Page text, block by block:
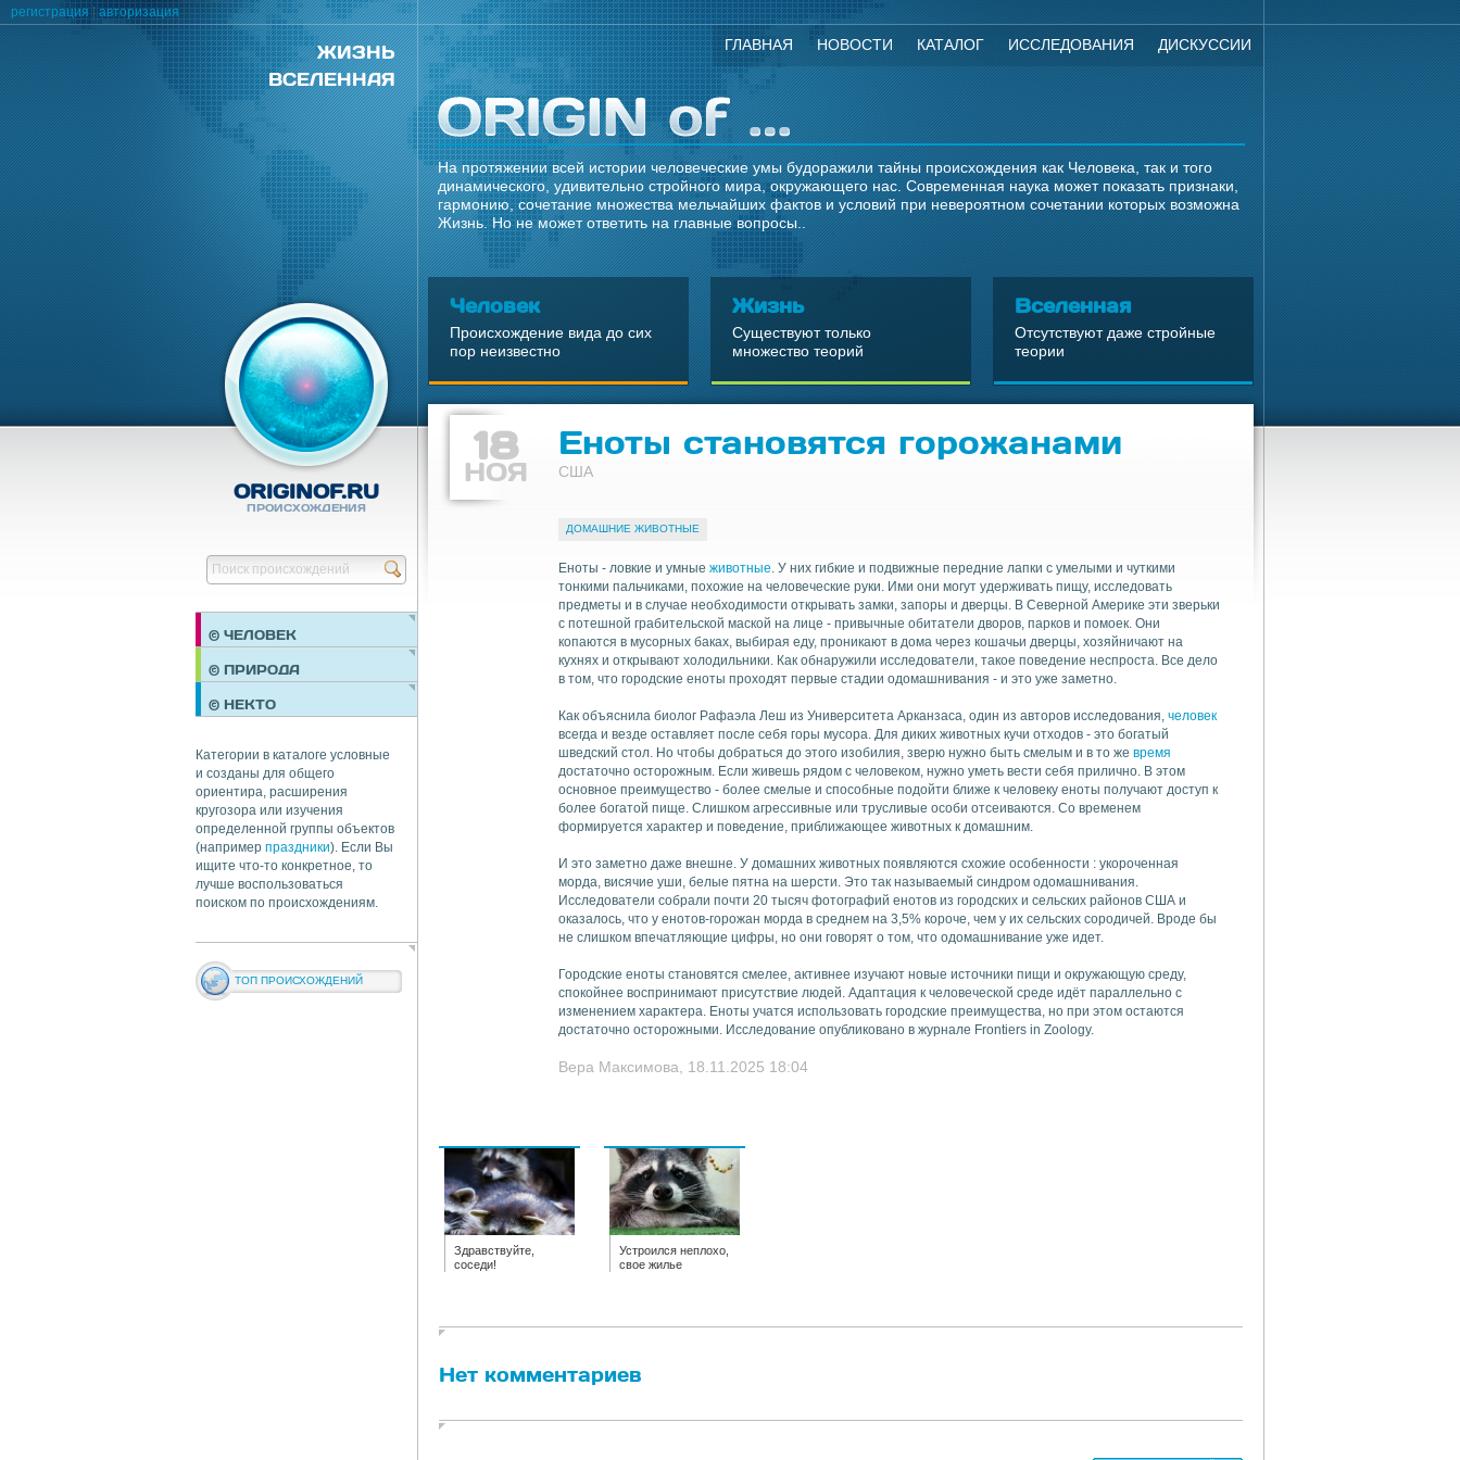
ЖИЗНЬ
ВСЕЛЕННАЯ
ГЛАВНАЯ НОВОСТИ КАТАЛОГ ИССЛЕДОВАНИЯ ДИСКУССИИ
На протяжении всей истории человеческие умы будоражили тайны происхождения как Человека, так и того
динамического, удивительно стройного мира, окружающего нас. Современная наука может показать признаки,
гармонию, сочетание множества мельчайших фактов и условий при невероятном сочетании которых возможна
Жизнь. Но не может ответить на главные вопросы..
Человек
Происхождение вида до сих
пор неизвестно
Жизнь
Существуют только
множество теорий
Вселенная
Отсутствуют даже стройные
теории
ORIGINOF.RU
ПРОИСХОЖДЕНИЯ
© ЧЕЛОВЕК
ПРАЗДНИКИ
ОБЩЕСТВО
© ПРИРОДА
© НЕКТО
Категории в каталоге условные
и созданы для общего
ориентира, расширения
кругозора или изучения
определенной группы объектов
(например праздники). Если Вы
ищите что-то конкретное, то
лучше воспользоваться
поиском по происхождениям.
ТОП ПРОИСХОЖДЕНИЙ
18
НОЯ
Еноты становятся горожанами
США
ДОМАШНИЕ ЖИВОТНЫЕ
Еноты - ловкие и умные животные. У них гибкие и подвижные передние лапки с умелыми и чуткими
тонкими пальчиками, похожие на человеческие руки. Ими они могут удерживать пищу, исследовать
предметы и в случае необходимости открывать замки, запоры и дверцы. В Северной Америке эти зверьки
с потешной грабительской маской на лице - привычные обитатели дворов, парков и помоек. Они
копаются в мусорных баках, выбирая еду, проникают в дома через кошачьи дверцы, хозяйничают на
кухнях и открывают холодильники. Как обнаружили исследователи, такое поведение неспроста. Все дело
в том, что городские еноты проходят первые стадии одомашнивания - и это уже заметно.
Как объяснила биолог Рафаэла Леш из Университета Арканзаса, один из авторов исследования, человек
всегда и везде оставляет после себя горы мусора. Для диких животных кучи отходов - это богатый
шведский стол. Но чтобы добраться до этого изобилия, зверю нужно быть смелым и в то же время
достаточно осторожным. Если живешь рядом с человеком, нужно уметь вести себя прилично. В этом
основное преимущество - более смелые и способные подойти ближе к человеку еноты получают доступ к
более богатой пище. Слишком агрессивные или трусливые особи отсеиваются. Со временем
формируется характер и поведение, приближающее животных к домашним.
И это заметно даже внешне. У домашних животных появляются схожие особенности : укороченная
морда, висячие уши, белые пятна на шерсти. Это так называемый синдром одомашнивания.
Исследователи собрали почти 20 тысяч фотографий енотов из городских и сельских районов США и
оказалось, что у енотов-горожан морда в среднем на 3,5% короче, чем у их сельских сородичей. Вроде бы
не слишком впечатляющие цифры, но они говорят о том, что одомашнивание уже идет.
Городские еноты становятся смелее, активнее изучают новые источники пищи и окружающую среду,
спокойнее воспринимают присутствие людей. Адаптация к человеческой среде идёт параллельно с
изменением характера. Еноты учатся использовать городские преимущества, но при этом остаются
достаточно осторожными. Исследование опубликовано в журнале Frontiers in Zoology.
Вера Максимова, 18.11.2025 18:04
Здравствуйте,
соседи!
Устроился неплохо,
свое жилье
Нет комментариев
регистрация|авторизация